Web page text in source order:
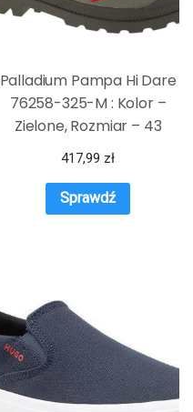
Palladium Pampa Hi Dare
76258-325-M : Kolor –
Zielone, Rozmiar – 43
417,99 zł
Sprawdź